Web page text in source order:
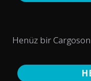
Henüz bir Cargoson